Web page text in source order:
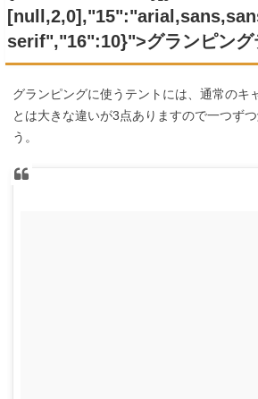
serif","16":10}">グランピング
グランピングに使うテントには、通常のキ
とは大きな違いが3点ありますので一つず
う。